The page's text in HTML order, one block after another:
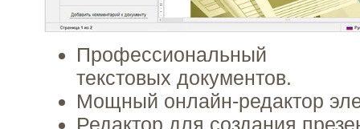
Профессиональный
текстовых документов.
Мощный онлайн-редактор
Редактор для создания